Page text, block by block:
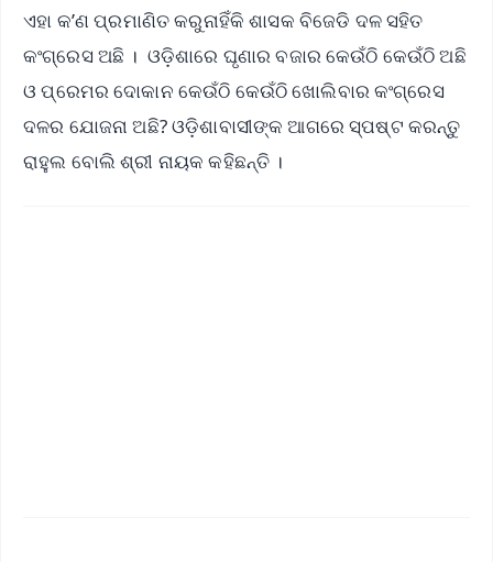
ଏହା କ’ଣ ପ୍ରମାଣିତ କରୁନାହିଁକି ଶାସକ ବିଜେଡି ଦଳ ସହିତ
କଂଗ୍ରେସ ଅଛି । ଓଡ଼ିଶାରେ ଘୃଣାର ବଜାର କେଉଁଠି କେଉଁଠି ଅଛି
ଓ ପ୍ରେମର ଦୋକାନ କେଉଁଠି କେଉଁଠି ଖୋଲିବାର କଂଗ୍ରେସ
ଦଳର ଯୋଜନା ଅଛି? ଓଡ଼ିଶାବାସୀଙ୍କ ଆଗରେ ସ୍ପଷ୍ଟ କରନ୍ତୁ
ରାହୁଲ ବୋଲି ଶ୍ରୀ ନାୟକ କହିଛନ୍ତି ।